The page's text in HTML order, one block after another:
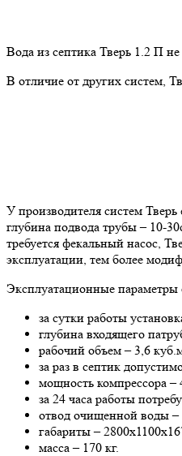
Вода из септика Тверь 1.2 П
В отличие от других систем,
У производителя систем
глубина подвода трубы – 10-
требуется фекальный насос,
эксплуатации, тем более
Эксплуатационные параметры
за сутки работы
глубина входящего
рабочий объем – 3,6
за раз в септик
мощность компрессора –
за 24 часа работы
отвод очищенной воды –
габариты –
масса – 170 кг.